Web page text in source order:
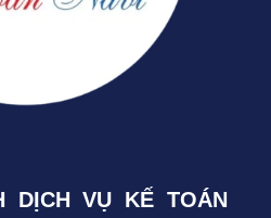
DỊCH VỤ KẾ TOÁN